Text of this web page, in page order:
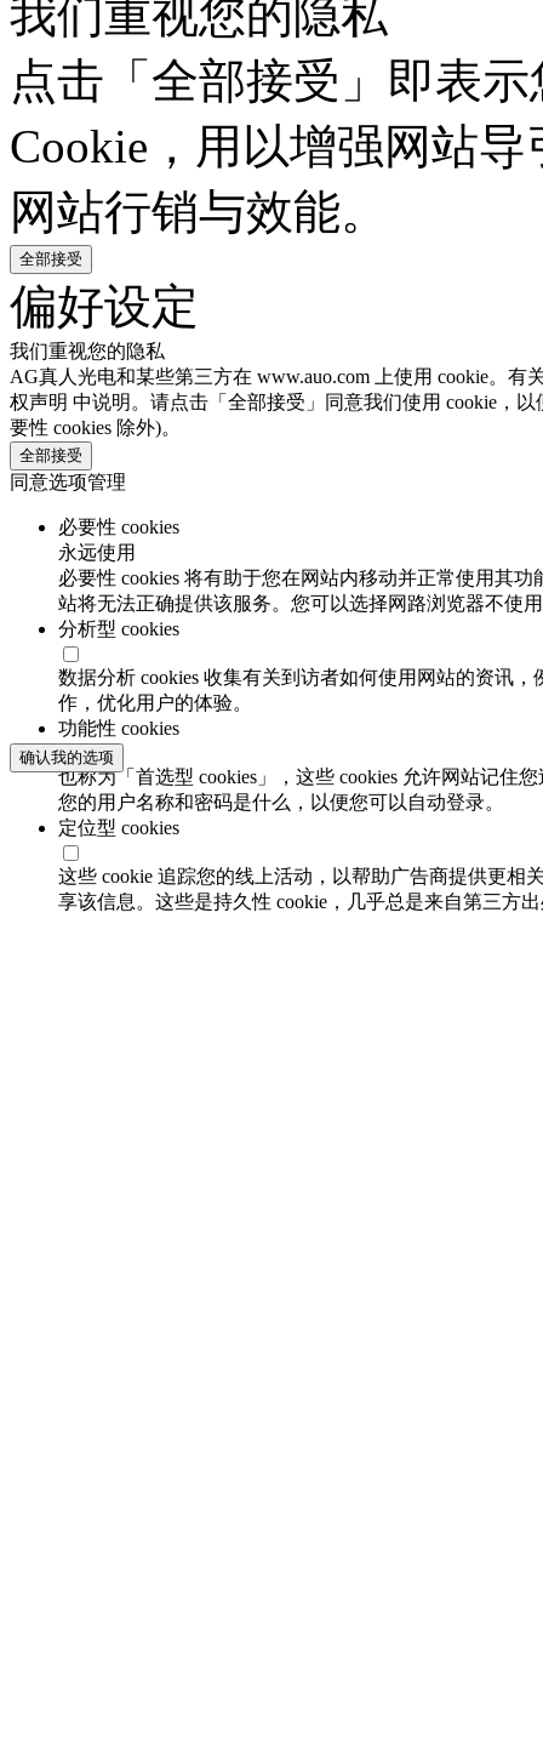
我们重视您的隐私
点击「全部接受」即表
Cookie，用以增强网站
网站行销与效能。
全部接受
偏好设定
我们重视您的隐私
AG真人光电和某些第三方在 www.auo.com 上使用 cookie。
权声明 中说明。请点击「全部接受」同意我们使用 cookie，
要性 cookies 除外)。
全部接受
同意选项管理
必要性 cookies
永远使用
必要性 cookies 将有助于您在网站内移动并正常使用其
站将无法正确提供该服务。您可以选择网路浏览器不使
分析型 cookies
数据分析 cookies 收集有关到访者如何使用网站的资讯
作，优化用户的体验。
功能性 cookies
也称为「首选型 cookies」，这些 cookies 允许网站记
您的用户名称和密码是什么，以便您可以自动登录。
定位型 cookies
这些 cookie 追踪您的线上活动，以帮助广告商提供更相
享该信息。这些是持久性 cookie，几乎总是来自第三方
确认我的选项